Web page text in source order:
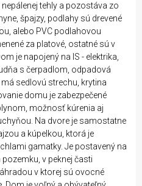
tehly a pozostáva zo
špajzy, podlahy sú drevené
alebo PVC podlahovou
za platové, ostatné sú v
je napojený na IS - elektrika,
s čerpadlom, odpadová
sedlovú strechu, krytina
domu je zabezpečené
možnosť kúrenia aj
Na dvore je samostatne
a kúpelkou, ktorá je
gamatky. Je postavený na
v peknej časti
v ktorej sú ovocné